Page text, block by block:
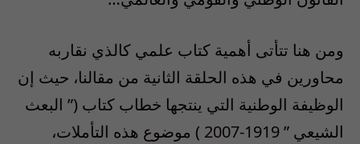
ومن هنا تتأتى أهمية كتاب علمي كالذي نقاربه
محاورين في هذه الحلقة الثانية من مقالنا، حيث إن
الوظيفة الوطنية التي ينتجها خطاب كتاب (” البعث
الشيعي ” 1919-2007 ) موضوع هذه التأملات،